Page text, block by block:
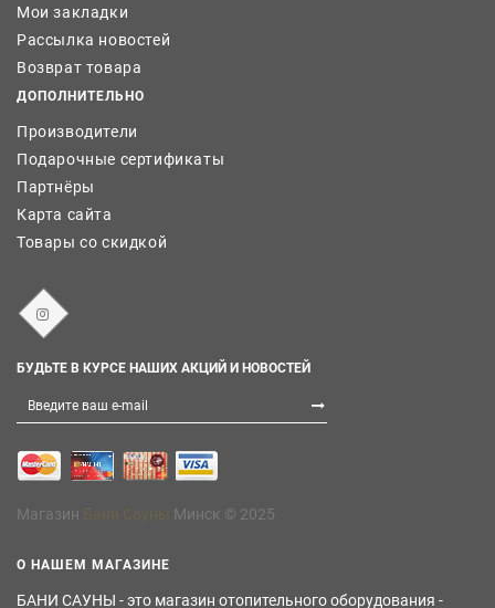
Мои закладки
Рассылка новостей
Возврат товара
ДОПОЛНИТЕЛЬНО
Производители
Подарочные сертификаты
Партнёры
Карта сайта
Товары со скидкой
БУДЬТЕ В КУРСЕ НАШИХ АКЦИЙ И НОВОСТЕЙ
Магазин Минск © 2025
О НАШЕМ МАГАЗИНЕ
БАНИ САУНЫ - это магазин отопительного оборудования -